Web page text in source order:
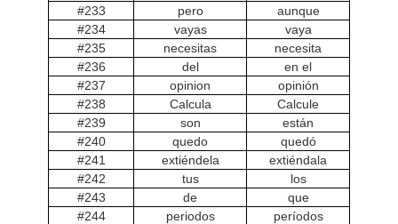
#233
pero
aunque
#234
vayas
vaya
#235
necesitas
necesita
#236
del
en el
#237
opinion
opinión
#238
Calcula
Calcule
#239
son
están
#240
quedo
quedó
#241
extiéndela
extiéndala
#242
tus
los
#243
de
que
#244
periodos
períodos